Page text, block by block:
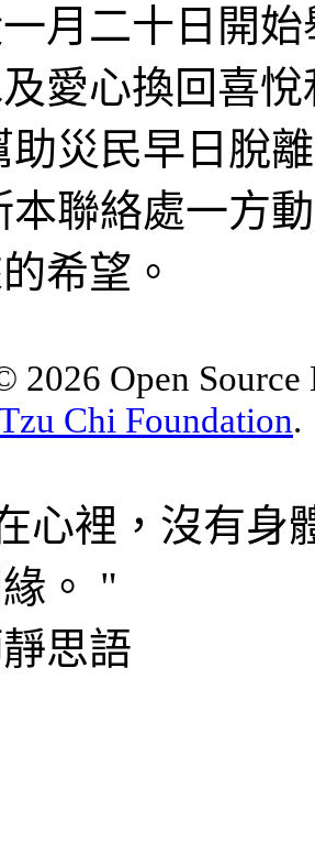
月二十日開
愛心換回喜
助災民早日脫
本聯絡處一方
希望。
2026 Open
Chi Foundation.
心裡，沒有身
。 "
思語